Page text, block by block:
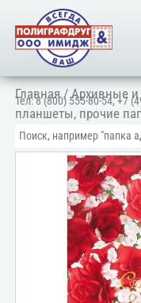
Тел:8 (800) 555-80-54,+7
Главная/Архивные и
планшеты, прочие
документов/Для